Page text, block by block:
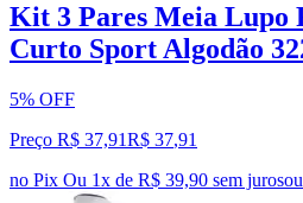
Kit 3 Pares Meia Lupo
Curto Sport Algodão
5% OFF
Preço R$ 37,91R$ 37,91
no Pix Ou 1x de R$ 39,90 sem jurosou